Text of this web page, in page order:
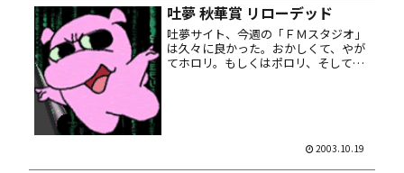
吐夢 秋華賞 リローデッド
吐夢サイト、今週の「ＦＭスタジオ」
は久々に良かった。おかしくて、やが
てホロリ。もしくはポロリ、そしてジ
2003.10.19